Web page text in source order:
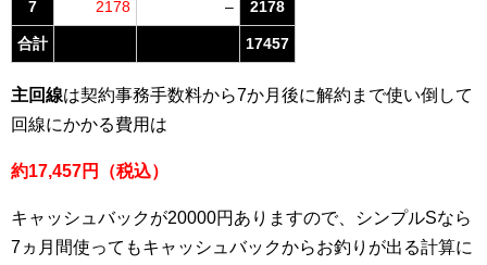
7 2178 – 2178
合計 17457
主回線は契約事務手数料から7か月後に解約まで使い倒して
回線にかかる費用は
約17,457円（税込）
キャッシュバックが20000円ありますので、シンプルSなら
7ヵ月間使ってもキャッシュバックからお釣りが出る計算に